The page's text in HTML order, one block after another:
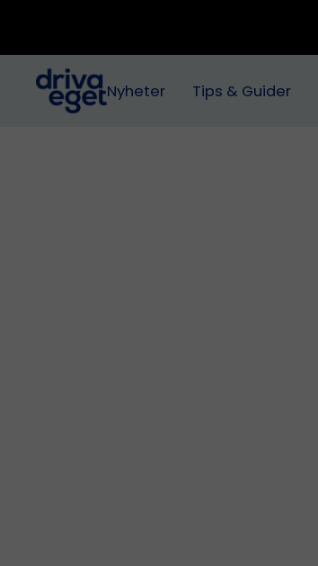
Nyheter Tips & Guider